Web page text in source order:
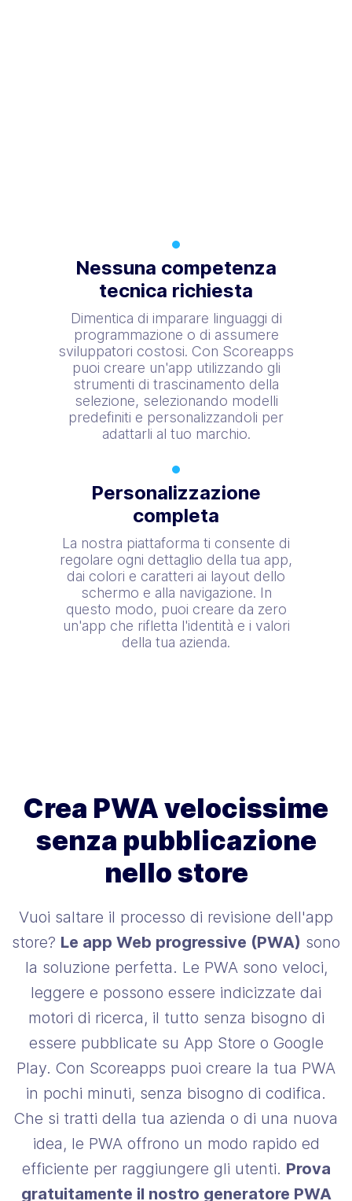
Nessuna competenza
tecnica richiesta
Dimentica di imparare linguaggi di
programmazione o di assumere
sviluppatori costosi. Con Scoreapps
puoi creare un'app utilizzando gli
strumenti di trascinamento della
selezione, selezionando modelli
predefiniti e personalizzandoli per
adattarli al tuo marchio.
Personalizzazione
completa
La nostra piattaforma ti consente di
regolare ogni dettaglio della tua app,
dai colori e caratteri ai layout dello
schermo e alla navigazione. In
questo modo, puoi creare da zero
un'app che rifletta l'identità e i valori
della tua azienda.
Crea PWA velocissime
senza pubblicazione
nello store
Vuoi saltare il processo di revisione dell'app
store? Le app Web progressive (PWA) sono
la soluzione perfetta. Le PWA sono veloci,
leggere e possono essere indicizzate dai
motori di ricerca, il tutto senza bisogno di
essere pubblicate su App Store o Google
Play. Con Scoreapps puoi creare la tua PWA
in pochi minuti, senza bisogno di codifica.
Che si tratti della tua azienda o di una nuova
idea, le PWA offrono un modo rapido ed
efficiente per raggiungere gli utenti. Prova
gratuitamente il nostro generatore PWA